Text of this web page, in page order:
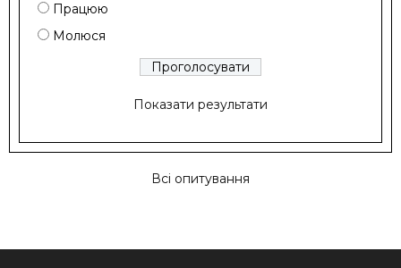
Працюю
Молюся
Показати результати
Всі опитування